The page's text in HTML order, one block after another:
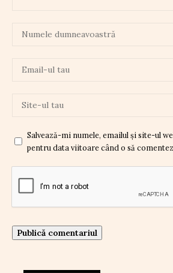
Salvează-mi numele, emailul și site-ul
pentru data viitoare când o să